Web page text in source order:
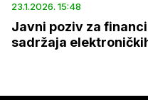
23.1.2026. 15:48
Javni poziv za
sadržaja